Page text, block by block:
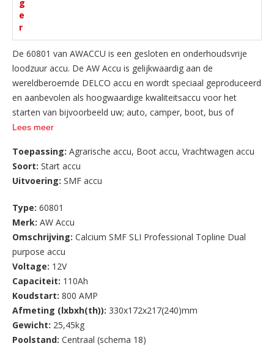
g
e
r
De 60801 van AWACCU is een gesloten en onderhoudsvrije
loodzuur accu. De AW Accu is gelijkwaardig aan de
wereldberoemde DELCO accu en wordt speciaal geproduceerd
en aanbevolen als hoogwaardige kwaliteitsaccu voor het
starten van bijvoorbeeld uw; auto, camper, boot, bus of
aggregaat. Behoudens tijdige lading heeft u verder geen
aanschaf direct aansluiten en gebruiken.
AW ACCU heeft ruime ervaring als leverancier en importeur
rechtstreeks importeren van de diverse gerenommeerde
fabrikanten, kunnen wij u de accu’s onder ons eigen AWACCU
private label tegen zeer scherpe fabrieksprijzen aanbieden.
Bovendien staan wij voor onze kwaliteit en service en krijgt u
op al onze accu’s garantie op fabrieks- en constructiefouten.
Kortom; met een deze Topline accu van AW ACCU bent u
ervan verzekerd dat uw accu betrouwbaar is en bovendien ook
nog eens lang meegaat!
Lees meer
Toepassing: Agrarische accu, Boot accu, Vrachtwagen accu
Soort: Start accu
Uitvoering: SMF accu
Type: 60801
Merk: AW Accu
Omschrijving: Calcium SMF SLI Professional Topline Dual
purpose accu
Voltage: 12V
Capaciteit: 110Ah
Koudstart: 800 AMP
Afmeting (lxbxh(th)): 330x172x217(240)mm
Gewicht: 25,45kg
Poolstand: Centraal (schema 18)